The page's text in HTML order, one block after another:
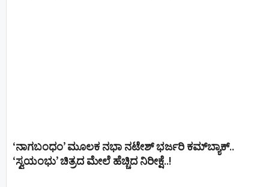
‘ನಾಗಬಂಧಂ’ ಮೂಲಕ ನಭಾ ನಟೇಶ್ ಭರ್ಜರಿ ಕಮ್‌ಬ್ಯಾಕ್..
‘ಸ್ವಯಂಭು’ ಚಿತ್ರದ ಮೇಲೆ ಹೆಚ್ಚಿದ ನಿರೀಕ್ಷೆ..!